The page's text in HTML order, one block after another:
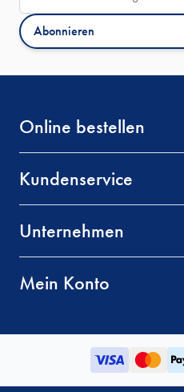
Abonnieren
Online bestellen
Kundenservice
Unternehmen
Mein Konto